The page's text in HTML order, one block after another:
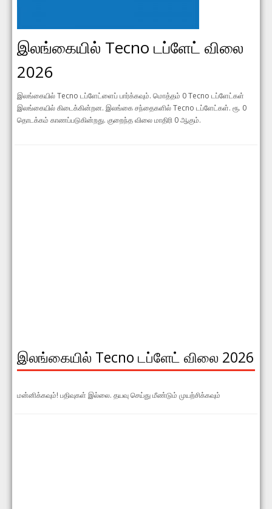
இலங்கையில் Tecno டப்ளேட் விலை
2026
இலங்கையில் Tecno டப்ளேட்ளைப் பார்க்கவும். மொத்தம் 0 Tecno டப்ளேட்கள்
இலங்கையில் கிடைக்கின்றன. இலங்கை சந்தைகளில் Tecno டப்ளேட்கள். ரூ. 0
தொடக்கம் காணப்படுகின்றது. குறைந்த விலை மாதிரி 0 ஆகும்.
இலங்கையில் Tecno டப்ளேட் விலை 2026
மன்னிக்கவும்! பதிவுகள் இல்லை. தயவு செய்து மீண்டும் முயற்சிக்கவும்